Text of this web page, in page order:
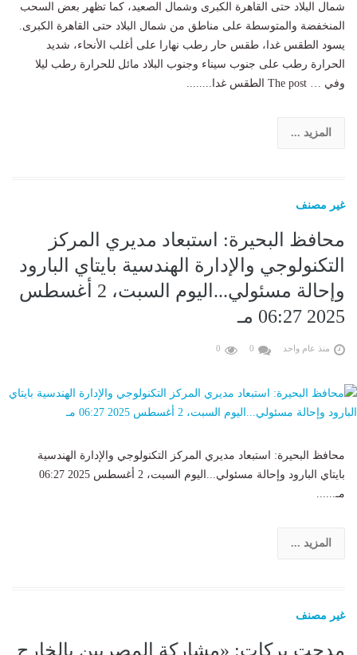
شمال البلاد حتى القاهرة الكبرى وشمال الصعيد، كما تظهر بعض السحب
المنخفضة والمتوسطة على مناطق من شمال البلاد حتى القاهرة الكبرى.
يسود الطقس غدا، طقس حار رطب نهارا على أغلب الأنحاء، شديد
الحرارة رطب على جنوب سيناء وجنوب البلاد مائل للحرارة رطب ليلا
وفي … The post الطقس غدا........
المزيد ...
غير مصنف
محافظ البحيرة: استبعاد مديري المركز
التكنولوجي والإدارة الهندسية بايتاي البارود
وإحالة مسئولي...اليوم السبت، 2 أغسطس
2025 06:27 مـ
منذ عام واحد 0
0
محافظ البحيرة: استبعاد مديري المركز التكنولوجي والإدارة الهندسية
بايتاي البارود وإحالة مسئولي...اليوم السبت، 2 أغسطس 2025 06:27
مـ......
المزيد ...
غير مصنف
مدحت بركات: «مشاركة المصريين بالخارج